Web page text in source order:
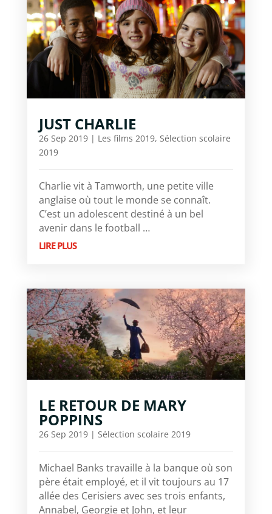
JUST CHARLIE
26 Sep 2019| Les films 2019, Sélection scolaire
2019
Charlie vit à Tamworth, une petite ville
anglaise où tout le monde se connaît.
C’est un adolescent destiné à un bel
avenir dans le football …
LIRE PLUS
LE RETOUR DE MARY
POPPINS
26 Sep 2019| Sélection scolaire 2019
Michael Banks travaille à la banque où son
père était employé, et il vit toujours au 17
allée des Cerisiers avec ses trois enfants,
Annabel, Georgie et John, et leur